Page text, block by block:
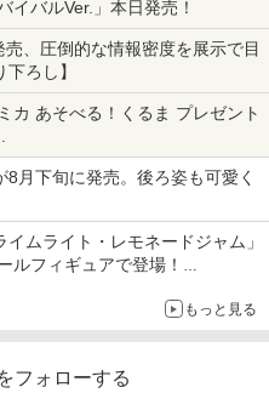
イバルVer.」本日発売！
売、圧倒的な情報密度を展示で目
ろし】
カ あそべる！くるま プレゼント
ではの体験とコラボの楽しさを
月下旬に発売。後ろ姿も可愛く
ーターなど4種がラインナップ
ムライト・レモネードジャム」
ルフィギュアで登場！
もっと見る
フォローする